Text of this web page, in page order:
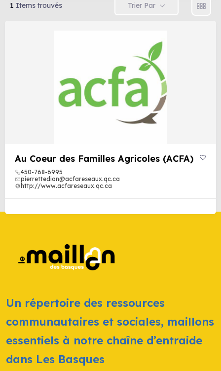
1 Items trouvés Trier Par
Au Coeur des Familles Agricoles (ACFA)
450-768-6995
pierrettedion@acfareseaux.qc.ca
http://www.acfareseaux.qc.ca
Un répertoire des ressources
communautaires et sociales, maillons
essentiels à notre chaîne d’entraide
dans Les Basques